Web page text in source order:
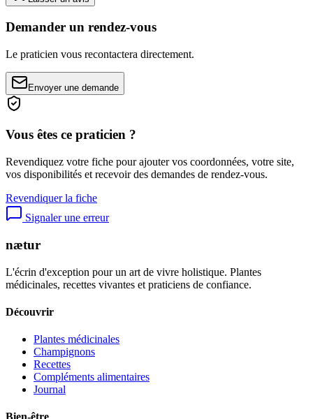
Demander un rendez-vous
Le praticien vous recontactera directement.
Envoyer une demande
Vous êtes ce praticien ?
Revendiquez votre fiche pour ajouter vos coordonnées, votre site,
vos disponibilités et recevoir des demandes de rendez-vous.
Revendiquer la fiche
Signaler une erreur
nætur
L'écrin d'exception pour un art de vivre holistique. Plantes
médicinales, recettes vivantes et praticiens de confiance.
Découvrir
Plantes médicinales
Champignons
Recettes
Compléments alimentaires
Journal